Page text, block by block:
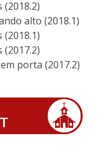
(2018.2)
alto (2018.1)
(2018.1)
(2017.2)
porta (2017.2)